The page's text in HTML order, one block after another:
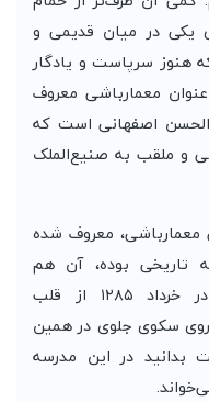
یکی در میان قدیمی و
هنوز سرپاست و یادگار
معمارباشی معروف
اصفهانی است که
و ملقب به صنیع‌الملک
معروف شده
تاریخی بوده، آن هم
نخستین خون مشروطه بود که در خرداد ۱۲۸۵ از قلب
سکوی جلوی در همین
در این مدرسه